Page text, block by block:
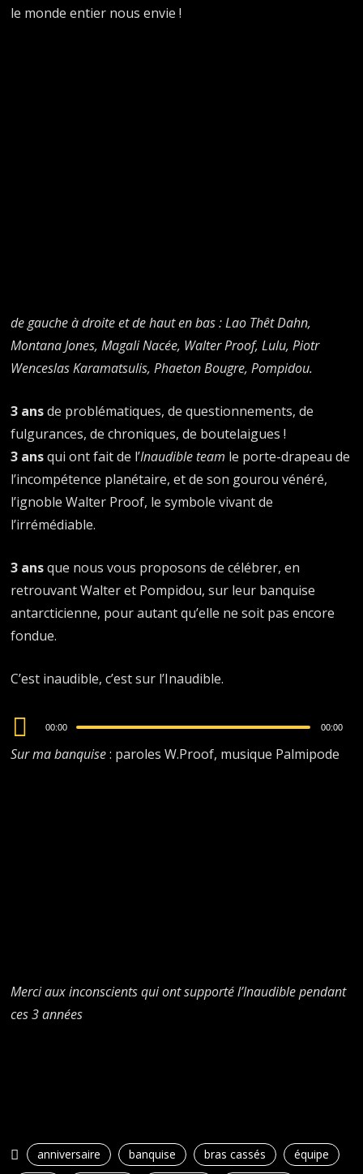
le monde entier nous envie !
de gauche à droite et de haut en bas : Lao Thêt Dahn,
Montana Jones, Magali Nacée, Walter Proof, Lulu, Piotr
Wenceslas Karamatsulis, Phaeton Bougre, Pompidou.
3 ansde problématiques, de questionnements, de
fulgurances, de chroniques, de boutelaigues !
3 ansqui ont fait de l’Inaudible team le porte-drapeau de
l’incompétence planétaire, et de son gourou vénéré,
l’ignoble Walter Proof, le symbole vivant de
l’irrémédiable.
3 ansque nous vous proposons de célébrer, en
retrouvant Walter et Pompidou, sur leur banquise
antarcticienne, pour autant qu’elle ne soit pas encore
fondue.
C’est inaudible, c’est sur l’Inaudible.
Audio
00:00 00:00
Sur ma banquise: paroles W.Proof, musique Palmipode
Merci aux inconscients qui ont supporté l’Inaudible pendant
ces 3 années
anniversaire banquise bras cassés
équipe